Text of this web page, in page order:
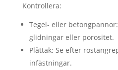
Kontrollera:
Tegel- eller
glidningar eller porositet.
Plåttak: Se efter
infästningar.